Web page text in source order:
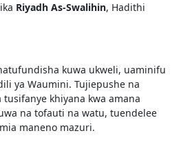
Riyadh As-Swalihin, Hadithi
kuwa ukweli, uaminifu
ya Waumini. Tujiepushe na
khiyana kwa amana
na tofauti na watu, tuendelee
maneno mazuri.